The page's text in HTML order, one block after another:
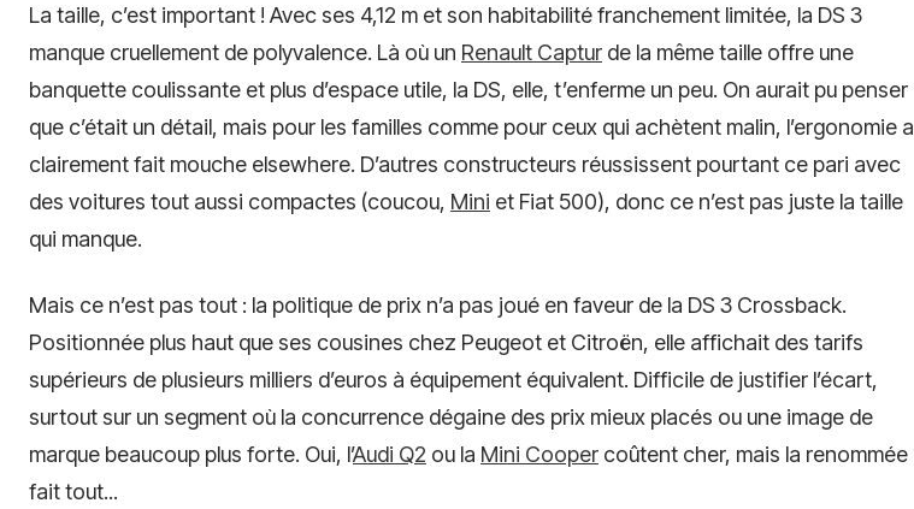
La taille, c’est important ! Avec ses 4,12 m et son habitabilité franchement limitée, la DS 3
manque cruellement de polyvalence. Là où un Renault Captur de la même taille offre une
banquette coulissante et plus d’espace utile, la DS, elle, t’enferme un peu. On aurait pu penser
que c’était un détail, mais pour les familles comme pour ceux qui achètent malin, l’ergonomie a
clairement fait mouche elsewhere. D’autres constructeurs réussissent pourtant ce pari avec
des voitures tout aussi compactes (coucou, Mini et Fiat 500), donc ce n’est pas juste la taille
qui manque.
Mais ce n’est pas tout : la politique de prix n’a pas joué en faveur de la DS 3 Crossback.
Positionnée plus haut que ses cousines chez Peugeot et Citroën, elle affichait des tarifs
supérieurs de plusieurs milliers d’euros à équipement équivalent. Difficile de justifier l’écart,
surtout sur un segment où la concurrence dégaine des prix mieux placés ou une image de
marque beaucoup plus forte. Oui, l’Audi Q2 ou la Mini Cooper coûtent cher, mais la renommée
fait tout...